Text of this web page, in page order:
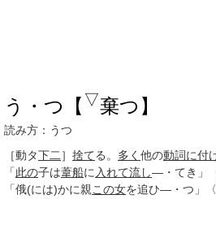
う・つ【 ▽棄つ】
読み方：うつ
［動タ下二 ］ 捨てる。 多く 他の動詞に付
「此の子は葦船に 入れて流し―・てき」
「俄(には)かに親この女を追ひ―・つ」〈